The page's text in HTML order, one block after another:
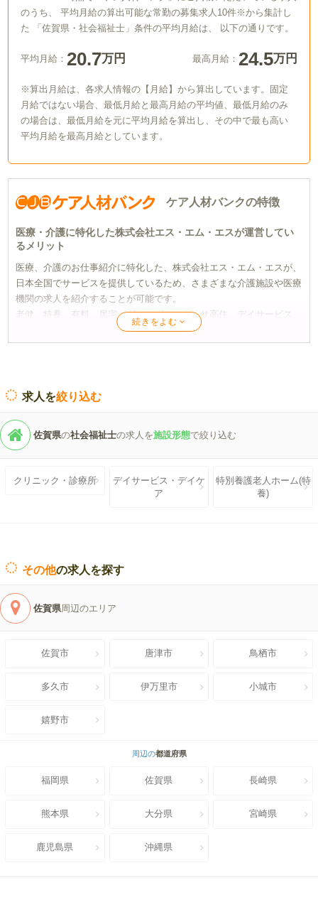
のうち、 平均月給の算出可能な常勤の募集求人10件※から集計し
た 「佐賀県・社会福祉士」条件の平均月給は、 以下の通りです。
平均月給： 20.7万円 最高月給： 24.5万円
※算出月給は、各求人情報の【月給】から算出しています。固定
月給ではない場合、最低月給と最高月給の平均値、最低月給のみ
の場合は、最低月給を元に平均月給を算出し、その中で最も高い
平均月給を最高月給としています。
ケア人材バンクの特徴
医療・介護に特化した株式会社エス・エム・エスが運営してい
るメリット
医療、介護のお仕事紹介に特化した、株式会社エス・エム・エスが、
日本全国でサービスを提供しているため、さまざまな介護施設や医療
機関の求人を紹介することが可能です。
老健、特養、有料、居宅、グループホーム、サ高住、デイサービス、
デイケア、訪問介護から、小規模多機能、障がい者施設、地域包括ま
で、ハローワークや協会では見つけにくい求人情報を幅広く取り揃え
求職者の皆様への転職支援を行っています。
介護支援専門員更新研修をきっかけにケアマネ職の復職を考えて
て就職、転職したい。
介護福祉士として、転職で更にステップアップしたい。
ださい！
求人を絞り込む
佐賀県の社会福祉士の求人を施設形態で絞り込む
クリニック・診療所
デイサービス・デイケ
ア
特別養護老人ホーム(特
養)
その他の求人を探す
佐賀県周辺のエリア
佐賀市 唐津市 鳥栖市
多久市 伊万里市 小城市
嬉野市
周辺の都道府県
福岡県 佐賀県 長崎県
熊本県 大分県 宮崎県
鹿児島県 沖縄県